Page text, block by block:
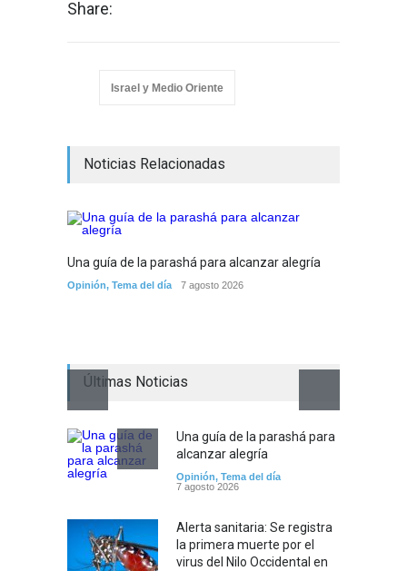
Share:
Israel y Medio Oriente
Noticias Relacionadas
Una guía de la parashá para alcanzar alegría
Opinión, Tema del día 7 agosto 2026
Últimas Noticias
Una guía de la parashá para
alcanzar alegría
Opinión, Tema del día
7 agosto 2026
Alerta sanitaria: Se registra
la primera muerte por el
virus del Nilo Occidental en